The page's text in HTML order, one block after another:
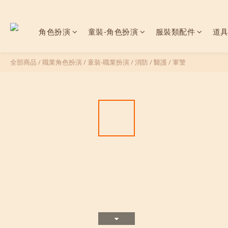
角色扮演 童裝-角色扮演 服裝類配件 道
全部商品 /職業角色扮演/童裝-職業扮演/消防 / 醫護 / 軍警